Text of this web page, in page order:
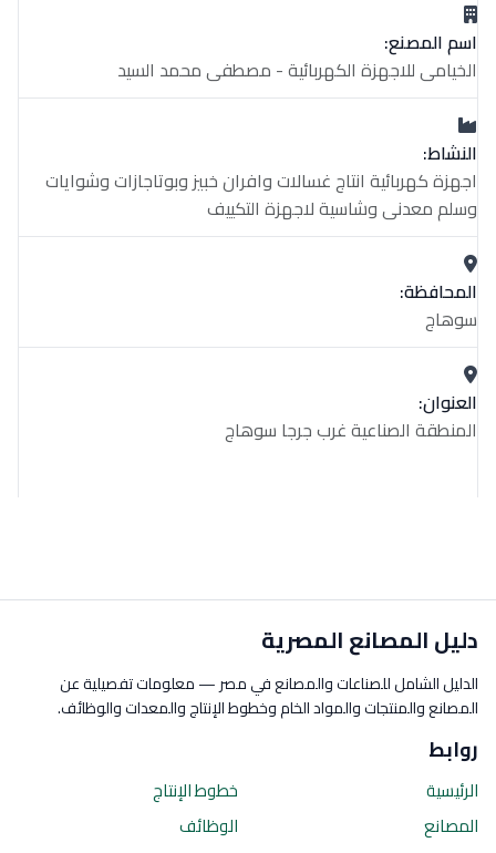
اسم المصنع:
الخيامى للاجهزة الكهربائية - مصطفى محمد السيد
النشاط:
اجهزة كهربائية انتاج غسالات وافران خبيز وبوتاجازات وشوايات
وسلم معدنى وشاسية لاجهزة التكييف
المحافظة:
سوهاج
العنوان:
المنطقة الصناعية غرب جرجا سوهاج
دليل المصانع المصرية
الدليل الشامل للصناعات والمصانع في مصر — معلومات تفصيلية عن
المصانع والمنتجات والمواد الخام وخطوط الإنتاج والمعدات والوظائف.
روابط
الرئيسية
المصانع
خطوط الإنتاج
الوظائف